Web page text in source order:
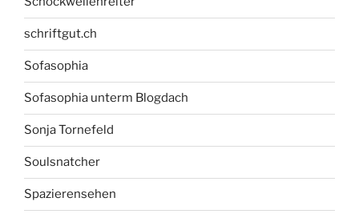
schriftgut.ch
Sofasophia
Sofasophia unterm Blogdach
Sonja Tornefeld
Soulsnatcher
Spazierensehen